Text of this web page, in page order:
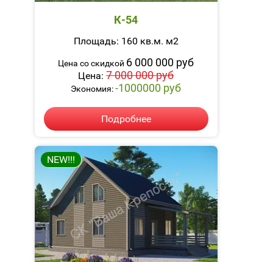
К-54
Площадь: 160 кв.м. м2
Цена со скидкой 6 000 000 руб
Цена: 7 000 000 руб
Экономия:-1000000 руб
Подробнее
NEW!!!